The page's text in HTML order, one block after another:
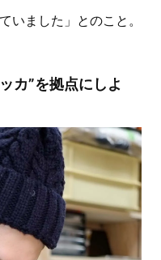
いました」とのこと。
カ”を拠点にしよ